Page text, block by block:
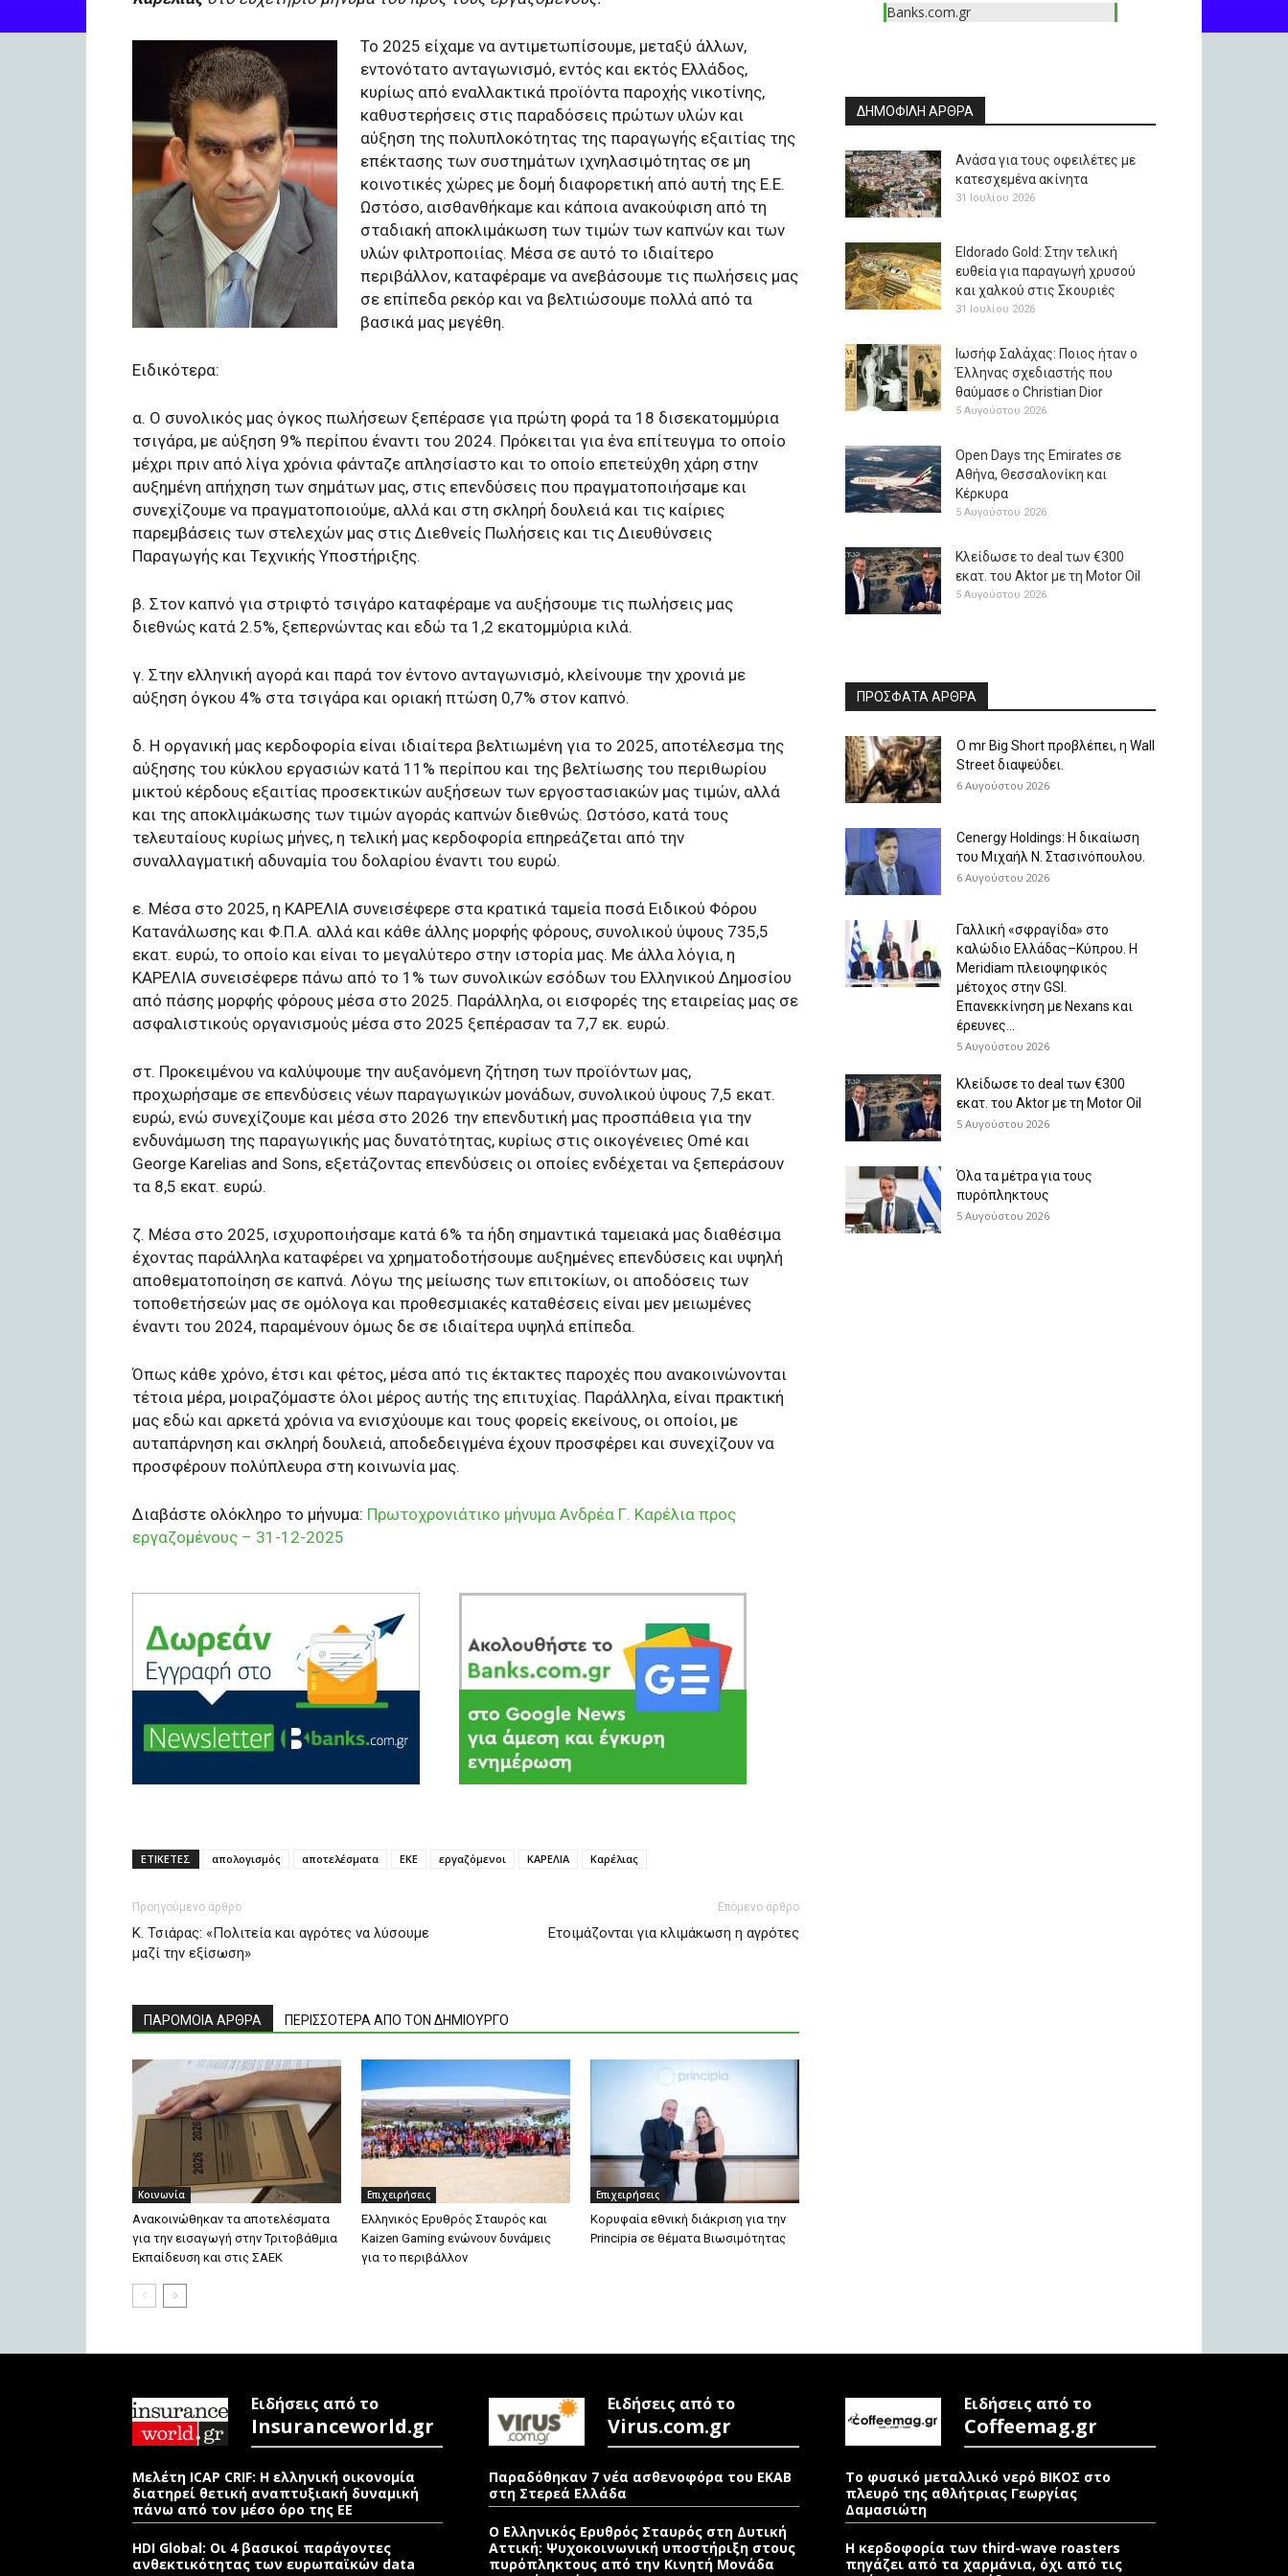
Το 2025 είχαμε να αντιμετωπίσουμε, μεταξύ άλλων,
εντονότατο ανταγωνισμό, εντός και εκτός Ελλάδος,
κυρίως από εναλλακτικά προϊόντα παροχής νικοτίνης,
καθυστερήσεις στις παραδόσεις πρώτων υλών και
αύξηση της πολυπλοκότητας της παραγωγής εξαιτίας της
επέκτασης των συστημάτων ιχνηλασιμότητας σε μη
κοινοτικές χώρες με δομή διαφορετική από αυτή της Ε.Ε.
Ωστόσο, αισθανθήκαμε και κάποια ανακούφιση από τη
σταδιακή αποκλιμάκωση των τιμών των καπνών και των
υλών φιλτροποιίας. Μέσα σε αυτό το ιδιαίτερο
περιβάλλον, καταφέραμε να ανεβάσουμε τις πωλήσεις μας
σε επίπεδα ρεκόρ και να βελτιώσουμε πολλά από τα
βασικά μας μεγέθη.
Ειδικότερα:
α. Ο συνολικός μας όγκος πωλήσεων ξεπέρασε για πρώτη φορά τα 18 δισεκατομμύρια
τσιγάρα, με αύξηση 9% περίπου έναντι του 2024. Πρόκειται για ένα επίτευγμα το οποίο
μέχρι πριν από λίγα χρόνια φάνταζε απλησίαστο και το οποίο επετεύχθη χάρη στην
αυξημένη απήχηση των σημάτων μας, στις επενδύσεις που πραγματοποιήσαμε και
συνεχίζουμε να πραγματοποιούμε, αλλά και στη σκληρή δουλειά και τις καίριες
παρεμβάσεις των στελεχών μας στις Διεθνείς Πωλήσεις και τις Διευθύνσεις
Παραγωγής και Τεχνικής Υποστήριξης.
β. Στον καπνό για στριφτό τσιγάρο καταφέραμε να αυξήσουμε τις πωλήσεις μας
διεθνώς κατά 2.5%, ξεπερνώντας και εδώ τα 1,2 εκατομμύρια κιλά.
γ. Στην ελληνική αγορά και παρά τον έντονο ανταγωνισμό, κλείνουμε την χρονιά με
αύξηση όγκου 4% στα τσιγάρα και οριακή πτώση 0,7% στον καπνό.
δ. Η οργανική μας κερδοφορία είναι ιδιαίτερα βελτιωμένη για το 2025, αποτέλεσμα της
αύξησης του κύκλου εργασιών κατά 11% περίπου και της βελτίωσης του περιθωρίου
μικτού κέρδους εξαιτίας προσεκτικών αυξήσεων των εργοστασιακών μας τιμών, αλλά
και της αποκλιμάκωσης των τιμών αγοράς καπνών διεθνώς. Ωστόσο, κατά τους
τελευταίους κυρίως μήνες, η τελική μας κερδοφορία επηρεάζεται από την
συναλλαγματική αδυναμία του δολαρίου έναντι του ευρώ.
ε. Μέσα στο 2025, η ΚΑΡΕΛΙΑ συνεισέφερε στα κρατικά ταμεία ποσά Ειδικού Φόρου
Κατανάλωσης και Φ.Π.Α. αλλά και κάθε άλλης μορφής φόρους, συνολικού ύψους 735,5
εκατ. ευρώ, το οποίο και είναι το μεγαλύτερο στην ιστορία μας. Με άλλα λόγια, η
ΚΑΡΕΛΙΑ συνεισέφερε πάνω από το 1% των συνολικών εσόδων του Ελληνικού Δημοσίου
από πάσης μορφής φόρους μέσα στο 2025. Παράλληλα, οι εισφορές της εταιρείας μας σε
ασφαλιστικούς οργανισμούς μέσα στο 2025 ξεπέρασαν τα 7,7 εκ. ευρώ.
στ. Προκειμένου να καλύψουμε την αυξανόμενη ζήτηση των προϊόντων μας,
προχωρήσαμε σε επενδύσεις νέων παραγωγικών μονάδων, συνολικού ύψους 7,5 εκατ.
ευρώ, ενώ συνεχίζουμε και μέσα στο 2026 την επενδυτική μας προσπάθεια για την
ενδυνάμωση της παραγωγικής μας δυνατότητας, κυρίως στις οικογένειες Omé και
George Karelias and Sons, εξετάζοντας επενδύσεις οι οποίες ενδέχεται να ξεπεράσουν
τα 8,5 εκατ. ευρώ.
ζ. Μέσα στο 2025, ισχυροποιήσαμε κατά 6% τα ήδη σημαντικά ταμειακά μας διαθέσιμα
έχοντας παράλληλα καταφέρει να χρηματοδοτήσουμε αυξημένες επενδύσεις και υψηλή
αποθεματοποίηση σε καπνά. Λόγω της μείωσης των επιτοκίων, οι αποδόσεις των
τοποθετήσεών μας σε ομόλογα και προθεσμιακές καταθέσεις είναι μεν μειωμένες
έναντι του 2024, παραμένουν όμως δε σε ιδιαίτερα υψηλά επίπεδα.
Όπως κάθε χρόνο, έτσι και φέτος, μέσα από τις έκτακτες παροχές που ανακοινώνονται
τέτοια μέρα, μοιραζόμαστε όλοι μέρος αυτής της επιτυχίας. Παράλληλα, είναι πρακτική
μας εδώ και αρκετά χρόνια να ενισχύουμε και τους φορείς εκείνους, οι οποίοι, με
αυταπάρνηση και σκληρή δουλειά, αποδεδειγμένα έχουν προσφέρει και συνεχίζουν να
προσφέρουν πολύπλευρα στη κοινωνία μας.
Διαβάστε ολόκληρο το μήνυμα: Πρωτοχρονιάτικο μήνυμα Ανδρέα Γ. Καρέλια προς
εργαζομένους – 31-12-2025
ΕΤΙΚΕΤΕΣ απολογισμός αποτελέσματα ΕΚΕ εργαζόμενοι ΚΑΡΕΛΙΑ Καρέλιας
Προηγούμενο άρθρο
Κ. Τσιάρας: «Πολιτεία και αγρότες να λύσουμε
μαζί την εξίσωση»
Επόμενο άρθρο
Ετοιμάζονται για κλιμάκωση η αγρότες
ΠΑΡΟΜΟΙΑ ΑΡΘΡΑ ΠΕΡΙΣΣΟΤΕΡΑ ΑΠΟ ΤΟΝ ΔΗΜΙΟΥΡΓΟ
Κοινωνία
Ανακοινώθηκαν τα αποτελέσματα
για την εισαγωγή στην Τριτοβάθμια
Εκπαίδευση και στις ΣΑΕΚ
Επιχειρήσεις
Ελληνικός Ερυθρός Σταυρός και
Kaizen Gaming ενώνουν δυνάμεις
για το περιβάλλον
Επιχειρήσεις
Κορυφαία εθνική διάκριση για την
Principia σε θέματα Βιωσιμότητας
Banks.com.gr
ΔΗΜΟΦΙΛΗ ΑΡΘΡΑ
Ανάσα για τους οφειλέτες με
κατεσχεμένα ακίνητα
31 Ιουλίου 2026
Eldorado Gold: Στην τελική
ευθεία για παραγωγή χρυσού
και χαλκού στις Σκουριές
31 Ιουλίου 2026
Ιωσήφ Σαλάχας: Ποιος ήταν ο
Έλληνας σχεδιαστής που
θαύμασε ο Christian Dior
5 Αυγούστου 2026
Open Days της Emirates σε
Αθήνα, Θεσσαλονίκη και
Κέρκυρα
5 Αυγούστου 2026
Κλείδωσε το deal των €300
εκατ. του Aktor με τη Μotor Oil
5 Αυγούστου 2026
ΠΡΟΣΦΑΤΑ ΑΡΘΡΑ
O mr Big Short προβλέπει, η Wall
Street διαψεύδει.
6 Αυγούστου 2026
Cenergy Holdings: Η δικαίωση
του Μιχαήλ Ν. Στασινόπουλου.
6 Αυγούστου 2026
Γαλλική «σφραγίδα» στο
καλώδιο Ελλάδας–Κύπρου. Η
Meridiam πλειοψηφικός
μέτοχος στην GSI.
Επανεκκίνηση με Nexans και
έρευνες...
5 Αυγούστου 2026
Κλείδωσε το deal των €300
εκατ. του Aktor με τη Μotor Oil
5 Αυγούστου 2026
Όλα τα μέτρα για τους
πυρόπληκτους
5 Αυγούστου 2026
Ειδήσεις από το
Insuranceworld.gr
Μελέτη ICAP CRIF: Η ελληνική οικονομία
διατηρεί θετική αναπτυξιακή δυναμική
πάνω από τον μέσο όρο της ΕΕ
HDI Global: Οι 4 βασικοί παράγοντες
ανθεκτικότητας των ευρωπαϊκών data
Ειδήσεις από το
Virus.com.gr
Παραδόθηκαν 7 νέα ασθενοφόρα του ΕΚΑΒ
στη Στερεά Ελλάδα
Ο Ελληνικός Ερυθρός Σταυρός στη Δυτική
Αττική: Ψυχοκοινωνική υποστήριξη στους
πυρόπληκτους από την Κινητή Μονάδα
Ειδήσεις από το
Coffeemag.gr
Το φυσικό μεταλλικό νερό ΒΙΚΟΣ στο
πλευρό της αθλήτριας Γεωργίας
Δαμασιώτη
Η κερδοφορία των third-wave roasters
πηγάζει από τα χαρμάνια, όχι από τις